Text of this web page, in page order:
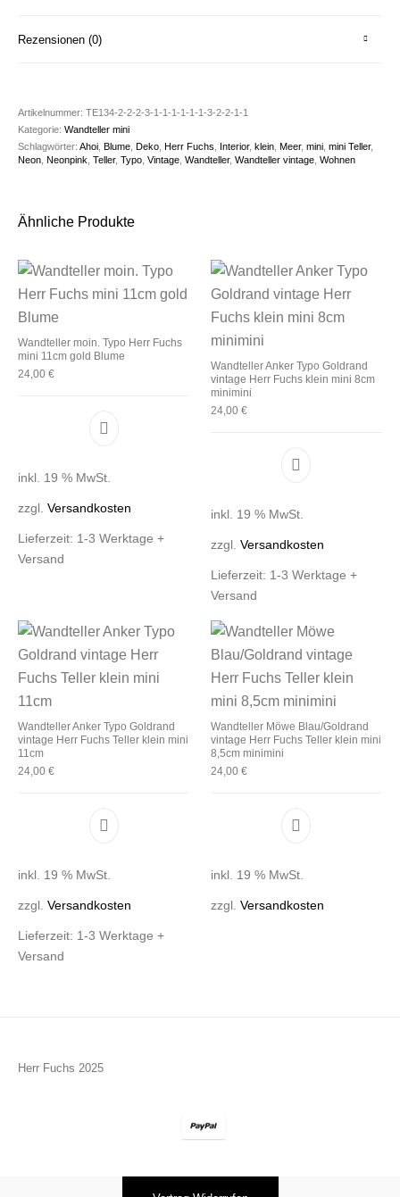
Rezensionen (0)
Artikelnummer:TE134-2-2-2-3-1-1-1-1-1-1-3-2-2-1-1
Kategorie:Wandteller mini
Schlagwörter:Ahoi ,Blume ,Deko ,Herr Fuchs Interior,klein ,Meer,mini ,mini Teller,
Neon ,Neonpink ,Teller,Typo ,Vintage ,Wandteller,Wandteller vintage ,Wohnen
Ähnliche Produkte
Wandteller moin. Typo Herr Fuchs
mini 11cm gold Blume
24,00€
inkl. 19 % MwSt.
zzgl.Versandkosten
Lieferzeit: 1-3 Werktage +
Versand
Wandteller Anker Typo Goldrand
vintage Herr Fuchs klein mini 8cm
minimini
24,00 €
inkl. 19 % MwSt.
zzgl. Versandkosten
Lieferzeit: 1-3 Werktage +
Versand
Wandteller Anker Typo Goldrand
vintage Herr Fuchs Teller klein mini
11cm
24,00€
inkl. 19 % MwSt.
zzgl.Versandkosten
Lieferzeit: 1-3 Werktage +
Versand
Wandteller Möwe Blau/Goldrand
vintage Herr Fuchs Teller klein mini
8,5cm minimini
24,00 €
inkl. 19 % MwSt.
zzgl. Versandkosten
Herr Fuchs 2025